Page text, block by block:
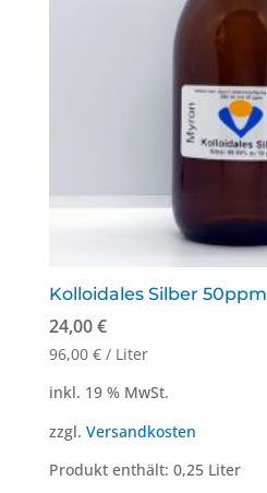
Kolloidales Silber 50ppm
24,00€
96,00 €/ Liter
inkl. 19 % MwSt.
zzgl. Versandkosten
Produkt enthält: 0,25 Liter